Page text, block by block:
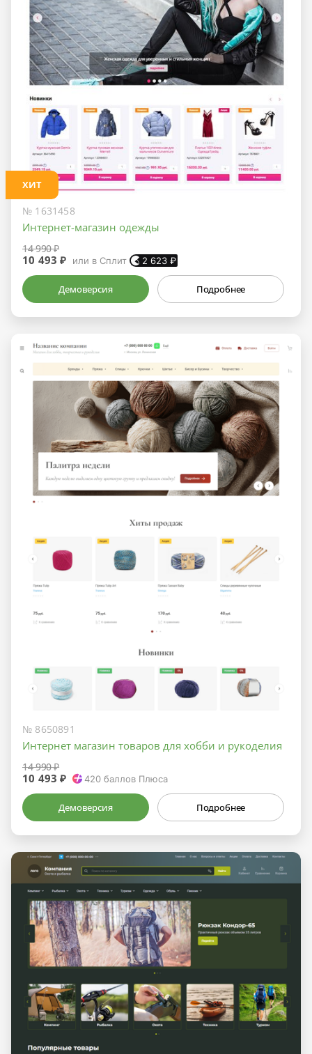
ХИТ
№ 1631458
Интернет-магазин одежды
14 990 ₽
10 493 ₽ или в Сплит 2 623₽
Демоверсия Подробнее
№ 8650891
Интернет магазин товаров для хобби и рукоделия
14 990 ₽
10 493 ₽ 420баллов Плюса
Демоверсия Подробнее